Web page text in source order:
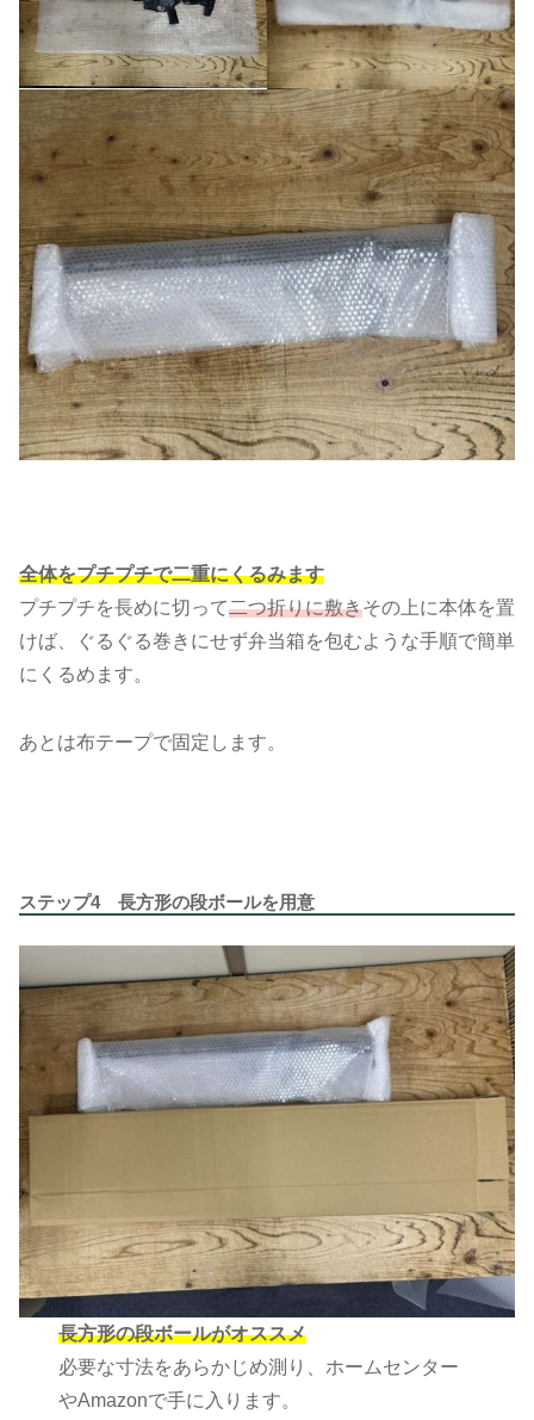
全体をプチプチで二重にくるみます
プチプチを長めに切って二つ折りに敷きその上に本体を置
けば、ぐるぐる巻きにせず弁当箱を包むような手順で簡単
にくるめます。
あとは布テープで固定します。
ステップ4 長方形の段ボールを用意
長方形の段ボールがオススメ
必要な寸法をあらかじめ測り、ホームセンター
やAmazonで手に入ります。